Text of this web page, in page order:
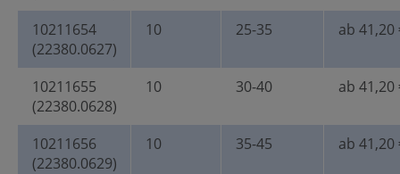
10211654
(22380.0627)
10 25-35 ab 41,20
10211655
(22380.0628)
10 30-40 ab 41,20
10211656
(22380.0629)
10 35-45 ab 41,20